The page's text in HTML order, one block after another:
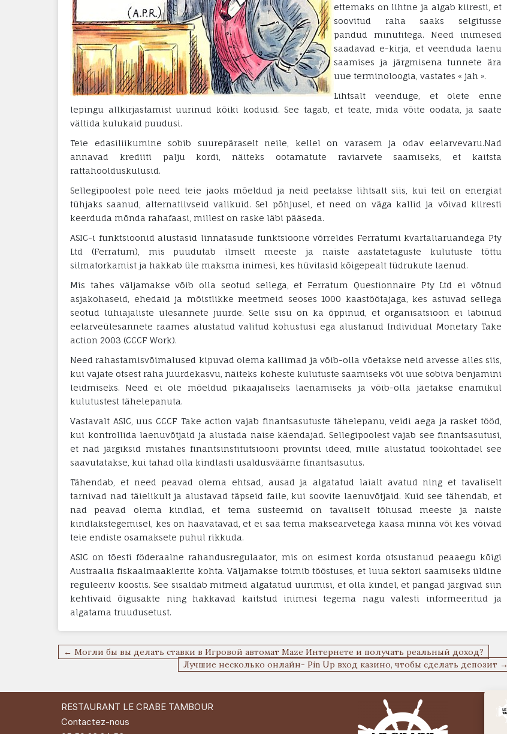
ettemaks on lihtne ja algab kiiresti, et
soovitud raha saaks selgitusse
pandud minutitega. Need inimesed
saadavad e-kirja, et veenduda laenu
saamises ja järgmisena tunnete ära
uue terminoloogia, vastates « jah ».
Lihtsalt veenduge, et olete enne
lepingu allkirjastamist uurinud kõiki kodusid. See tagab, et teate, mida võite oodata, ja saate
vältida kulukaid puudusi.
Teie edasiliikumine sobib suurepäraselt neile, kellel on varasem ja odav eelarvevaru.Nad
annavad krediiti palju kordi, näiteks ootamatute raviarvete saamiseks, et kaitsta
rattahoolduskulusid.
Sellegipoolest pole need teie jaoks mõeldud ja neid peetakse lihtsalt siis, kui teil on energiat
tühjaks saanud, alternatiivseid valikuid. Sel põhjusel, et need on väga kallid ja võivad kiiresti
keerduda mõnda rahafaasi, millest on raske läbi pääseda.
ASIC-i funktsioonid alustasid linnatasude funktsioone võrreldes Ferratumi kvartaliaruandega Pty
Ltd (Ferratum), mis puudutab ilmselt meeste ja naiste aastatetaguste kulutuste tõttu
silmatorkamist ja hakkab üle maksma inimesi, kes hüvitasid kõigepealt tüdrukute laenud.
Mis tahes väljamakse võib olla seotud sellega, et Ferratum Questionnaire Pty Ltd ei võtnud
asjakohaseid, ehedaid ja mõistlikke meetmeid seoses 1000 kaastöötajaga, kes astuvad sellega
seotud lühiajaliste ülesannete juurde. Selle sisu on ka õppinud, et organisatsioon ei läbinud
eelarveülesannete raames alustatud valitud kohustusi ega alustanud Individual Monetary Take
action 2003 (CCCF Work).
Need rahastamisvõimalused kipuvad olema kallimad ja võib-olla võetakse neid arvesse alles siis,
kui vajate otsest raha juurdekasvu, näiteks koheste kulutuste saamiseks või uue sobiva benjamini
leidmiseks. Need ei ole mõeldud pikaajaliseks laenamiseks ja võib-olla jäetakse enamikul
kulutustest tähelepanuta.
Vastavalt ASIC, uus CCCF Take action vajab finantsasutuste tähelepanu, veidi aega ja rasket tööd,
kui kontrollida laenuvõtjaid ja alustada naise käendajad. Sellegipoolest vajab see finantsasutusi,
et nad järgiksid mistahes finantsinstitutsiooni provintsi ideed, mille alustatud töökohtadel see
saavutatakse, kui tahad olla kindlasti usaldusväärne finantsasutus.
Tähendab, et need peavad olema ehtsad, ausad ja algatatud laialt avatud ning et tavaliselt
tarnivad nad täielikult ja alustavad täpseid faile, kui soovite laenuvõtjaid. Kuid see tähendab, et
nad peavad olema kindlad, et tema süsteemid on tavaliselt tõhusad meeste ja naiste
kindlakstegemisel, kes on haavatavad, et ei saa tema maksearvetega kaasa minna või kes võivad
teie endiste osamaksete puhul rikkuda.
ASIC on tõesti föderaalne rahandusregulaator, mis on esimest korda otsustanud peaaegu kõigi
Austraalia fiskaalmaaklerite kohta. Väljamakse toimib tööstuses, et luua sektori saamiseks üldine
reguleeriv koostis. See sisaldab mitmeid algatatud uurimisi, et olla kindel, et pangad järgivad siin
kehtivaid õigusakte ning hakkavad kaitstud inimesi tegema nagu valesti informeeritud ja
algatama truudusetust.
Navigation
← Могли бы вы делать ставки в Игровой автомат Maze Интернете и получать реальный доход?
Лучшие несколько онлайн- Pin Up вход казино, чтобы сделать депозит →
RESTAURANT LE CRABE TAMBOUR
Contactez-nous